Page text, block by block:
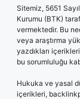
Sitemiz, 5651
Kurumu (BTK)
vermektedir. Bu
veya araştırma
yazdıkları
bu sorumluluğu
Hukuka ve yasal
içerikleri,